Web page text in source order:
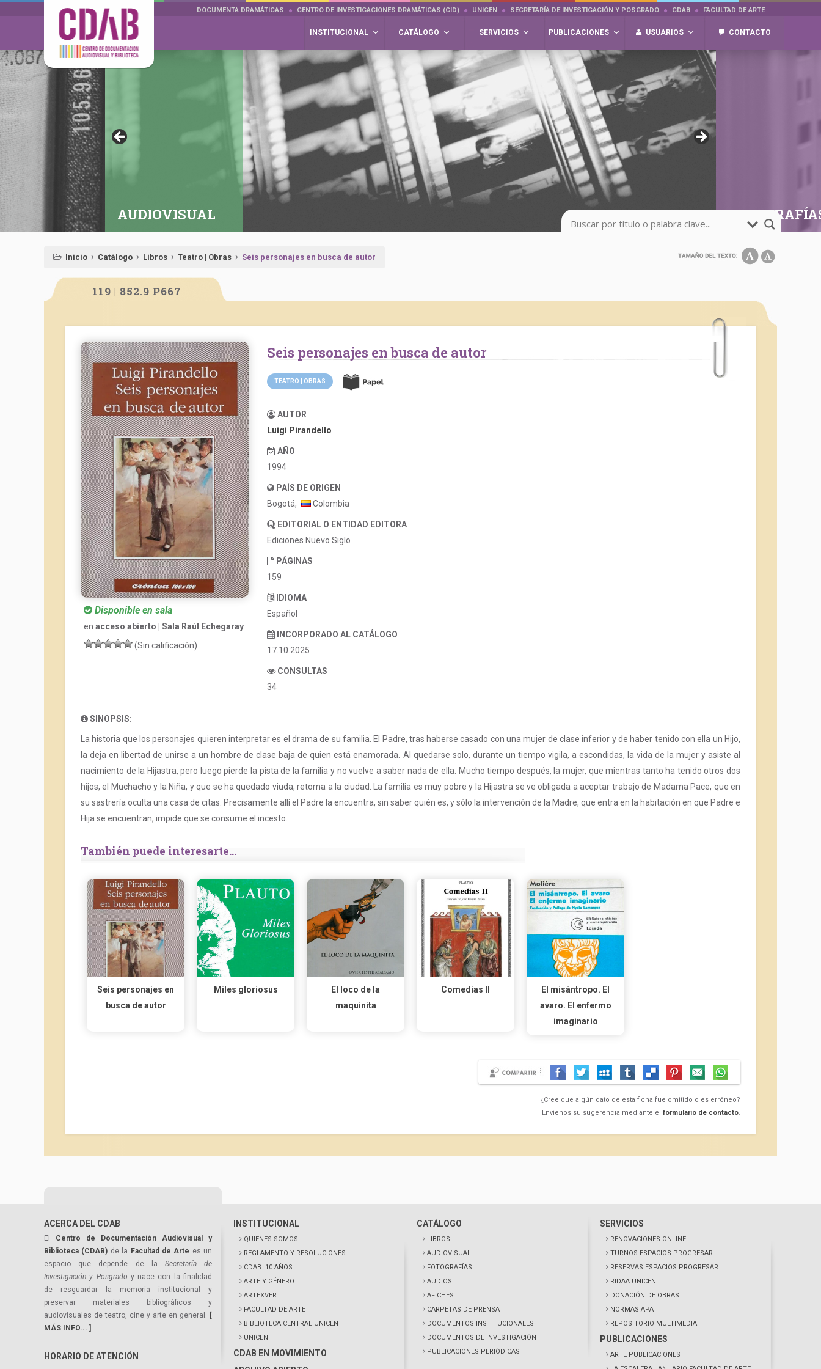
DOCUMENTA DRAMÁTICAS CENTRO DE INVESTIGACIONES DRAMÁTICAS (CID) UNICEN SECRETARÍA DE INVESTIGACIÓN Y POSGRADO CDAB FACULTAD DE ARTE
INSTITUCIONAL CATÁLOGO SERVICIOS PUBLICACIONES USUARIOS CONTACTO
AUDIOVISUAL
Inicio Catálogo Libros Teatro | Obras Seis personajes en busca de autor
119 | 852.9 P667
Disponible en sala
en acceso abierto | Sala Raúl Echegaray
(Sin calificación)
Seis personajes en busca de autor
TEATRO | OBRAS
AUTOR
Luigi Pirandello
AÑO
1994
PAÍS DE ORIGEN
Bogotá,
Colombia
EDITORIAL O ENTIDAD EDITORA
Ediciones Nuevo Siglo
PÁGINAS
159
IDIOMA
Español
INCORPORADO AL CATÁLOGO
17.10.2025
CONSULTAS
34
SINOPSIS:
La historia que los personajes quieren interpretar es el drama de su familia. El Padre, tras haberse casado con una mujer de clase inferior y de haber tenido con ella un Hijo,
la deja en libertad de unirse a un hombre de clase baja de quien está enamorada. Al quedarse solo, durante un tiempo vigila, a escondidas, la vida de la mujer y asiste al
nacimiento de la Hijastra, pero luego pierde la pista de la familia y no vuelve a saber nada de ella. Mucho tiempo después, la mujer, que mientras tanto ha tenido otros dos
hijos, el Muchacho y la Niña, y que se ha quedado viuda, retorna a la ciudad. La familia es muy pobre y la Hijastra se ve obligada a aceptar trabajo de Madama Pace, que en
su sastrería oculta una casa de citas. Precisamente allí el Padre la encuentra, sin saber quién es, y sólo la intervención de la Madre, que entra en la habitación en que Padre e
Hija se encuentran, impide que se consume el incesto.
También puede interesarte...
Seis personajes en
busca de autor
Miles gloriosus
El loco de la
maquinita
Comedias II
El misántropo. El
avaro. El enfermo
imaginario
¿Cree que algún dato de esta ficha fue omitido o es erróneo?
Envíenos su sugerencia mediante el formulario de contacto.
ACERCA DEL CDAB
El Centro de Documentación Audiovisual y
Biblioteca (CDAB) de la Facultad de Arte es un
espacio que depende de la Secretaría de
Investigación y Posgrado y nace con la finalidad
de resguardar la memoria institucional y
preservar materiales bibliográficos y
audiovisuales de teatro, cine y arte en general. [
MÁS INFO... ]
HORARIO DE ATENCIÓN
INSTITUCIONAL
QUIENES SOMOS
REGLAMENTO Y RESOLUCIONES
CDAB: 10 AÑOS
ARTE Y GÉNERO
ARTEXVER
FACULTAD DE ARTE
BIBLIOTECA CENTRAL UNICEN
UNICEN
CDAB EN MOVIMIENTO
CATÁLOGO
LIBROS
AUDIOVISUAL
FOTOGRAFÍAS
AUDIOS
AFICHES
CARPETAS DE PRENSA
DOCUMENTOS INSTITUCIONALES
DOCUMENTOS DE INVESTIGACIÓN
PUBLICACIONES PERIÓDICAS
SERVICIOS
RENOVACIONES ONLINE
TURNOS ESPACIOS PROGRESAR
RESERVAS ESPACIOS PROGRESAR
RIDAA UNICEN
DONACIÓN DE OBRAS
NORMAS APA
REPOSITORIO MULTIMEDIA
PUBLICACIONES
ARTE PUBLICACIONES